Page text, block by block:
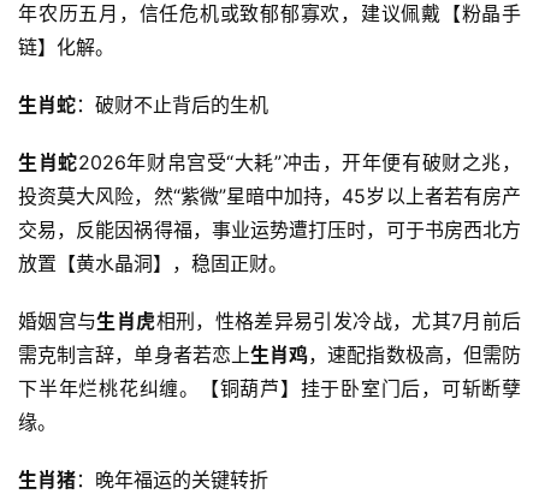
年农历五月，信任危机或致郁郁寡欢，建议佩戴【粉晶手
链】化解。
生肖蛇：破财不止背后的生机
生肖蛇2026年财帛宫受“大耗”冲击，开年便有破财之兆，
投资莫大风险，然“紫微”星暗中加持，45岁以上者若有房产
交易，反能因祸得福，事业运势遭打压时，可于书房西北方
放置【黄水晶洞】，稳固正财。
婚姻宫与生肖虎相刑，性格差异易引发冷战，尤其7月前后
需克制言辞，单身者若恋上生肖鸡，速配指数极高，但需防
下半年烂桃花纠缠。【铜葫芦】挂于卧室门后，可斩断孽
缘。
生肖猪：晚年福运的关键转折